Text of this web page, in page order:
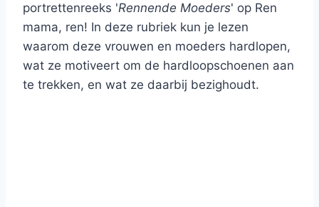
portrettenreeks 'Rennende Moeders' op Ren
mama, ren! In deze rubriek kun je lezen
waarom deze vrouwen en moeders hardlopen,
wat ze motiveert om de hardloopschoenen aan
te trekken, en wat ze daarbij bezighoudt.